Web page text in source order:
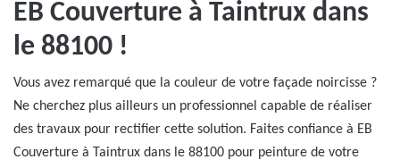
EB Couverture à Taintrux dans
le 88100 !
Vous avez remarqué que la couleur de votre façade noircisse ?
Ne cherchez plus ailleurs un professionnel capable de réaliser
des travaux pour rectifier cette solution. Faites confiance à EB
Couverture à Taintrux dans le 88100 pour peinture de votre